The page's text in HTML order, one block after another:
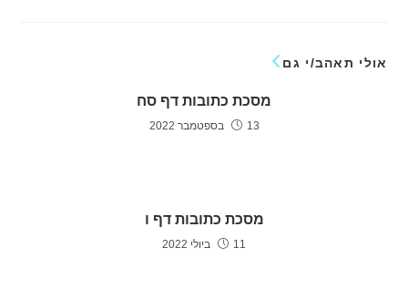
אולי תאהב/י גם
מסכת כתובות דף סח
13 בספטמבר 2022
מסכת כתובות דף ו
11 ביולי 2022